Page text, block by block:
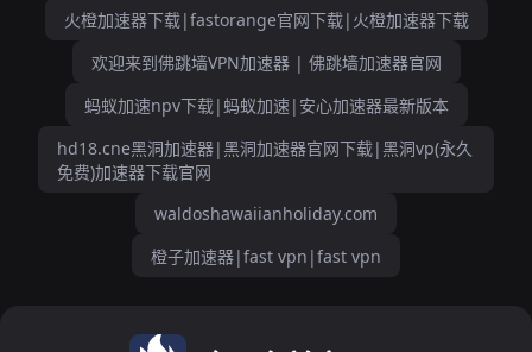
火橙加速器下载|fastorange官网下载|火橙加速器下载
欢迎来到佛跳墙VPN加速器 | 佛跳墙加速器官网
蚂蚁加速npv下载|蚂蚁加速|安心加速器最新版本
hd18.cne黑洞加速器|黑洞加速器官网下载|黑洞vp(永久
免费)加速器下载官网
waldoshawaiianholiday.com
橙子加速器|fast vpn|fast vpn